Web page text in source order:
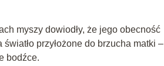
myszy dowiodły, że jego obecność
przyłożone do brzucha matki –
bodźce.